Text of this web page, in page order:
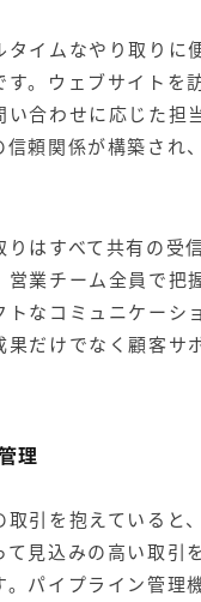
タイムなやり取りに
す。ウェブサイトを
い合わせに応じた担
信頼関係が構築され
はすべて共有の受
業チーム全員で把
トなコミュニケーシ
果だけでなく顧客サ
理
引を抱えていると
見込みの高い取引
。パイプライン管理